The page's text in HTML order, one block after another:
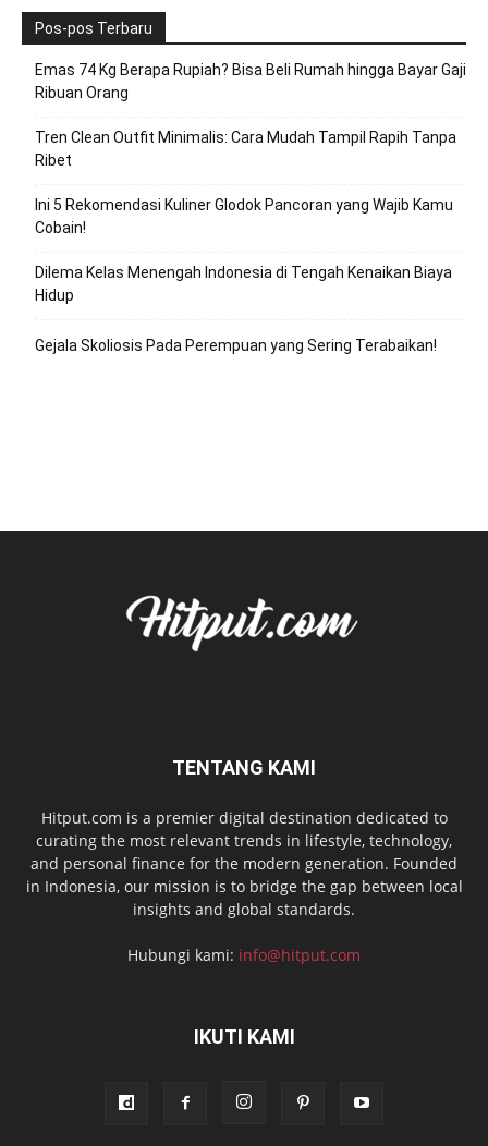
Pos-pos Terbaru
Emas 74 Kg Berapa Rupiah? Bisa Beli Rumah hingga Bayar Gaji
Ribuan Orang
Tren Clean Outfit Minimalis: Cara Mudah Tampil Rapih Tanpa
Ribet
Ini 5 Rekomendasi Kuliner Glodok Pancoran yang Wajib Kamu
Cobain!
Dilema Kelas Menengah Indonesia di Tengah Kenaikan Biaya
Hidup
Gejala Skoliosis Pada Perempuan yang Sering Terabaikan!
TENTANG KAMI
Hitput.com is a premier digital destination dedicated to
curating the most relevant trends in lifestyle, technology,
and personal finance for the modern generation. Founded
in Indonesia, our mission is to bridge the gap between local
insights and global standards.
Hubungi kami: info@hitput.com
IKUTI KAMI